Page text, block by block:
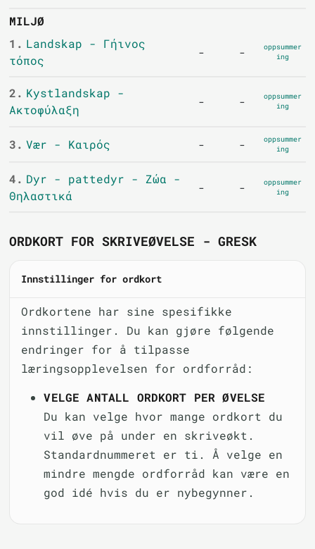
MILJØ
1. Landskap - Γήινος
τόπος
- -
oppsummer
ing
2. Kystlandskap -
Ακτοφύλαξη
- -
oppsummer
ing
3. Vær - Καιρός - -
oppsummer
ing
4. Dyr - pattedyr - Ζώα -
Θηλαστικά
- -
oppsummer
ing
ORDKORT FOR SKRIVEØVELSE - GRESK
Innstillinger for ordkort
Ordkortene har sine spesifikke
innstillinger. Du kan gjøre følgende
endringer for å tilpasse
læringsopplevelsen for ordforråd:
VELGE ANTALL ORDKORT PER ØVELSE
Du kan velge hvor mange ordkort du
vil øve på under en skriveøkt.
Standardnummeret er ti. Å velge en
mindre mengde ordforråd kan være en
god idé hvis du er nybegynner.